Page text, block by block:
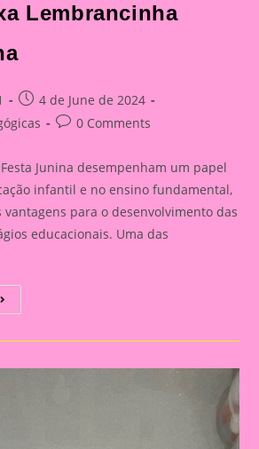
Lembrancinha
Post
published:
4 de June de 2024
Post0 Comments
Junina desempenham um papel
infantil e no ensino fundamental,
para o desenvolvimento das
educacionais. Uma das
Atividade